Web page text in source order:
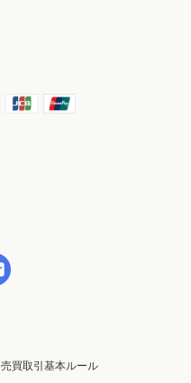
売買取引基本ルール